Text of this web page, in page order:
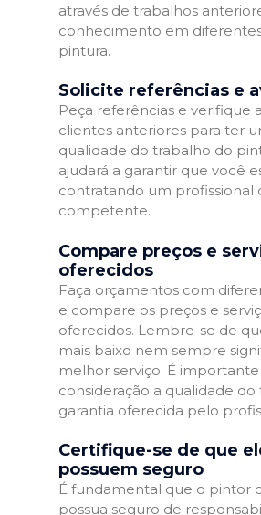
através de trabalhos
conhecimento em
pintura.
Solicite referências e
Peça referências e verifique
clientes anteriores para ter
qualidade do trabalho do
ajudará a garantir que você
contratando um profissional
competente.
Compare preços e
oferecidos
Faça orçamentos com
e compare os preços e
oferecidos. Lembre-se de
mais baixo nem sempre
melhor serviço. É
consideração a qualidade do
garantia oferecida pelo
Certifique-se de que
possuem seguro
É fundamental que o pintor
possua seguro de